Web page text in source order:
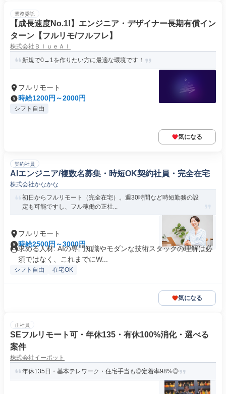
業務委託
【成長速度No.1!】エンジニア・デザイナー長期有償イン
ターン【フルリモ/フルフレ】
株式会社ＢｌｕｅＡＩ
新規で0→1を作りたい方に最適な環境です！
フルリモート
時給1200円～2000円
シフト自由
気になる
契約社員
AIエンジニア/複数名募集・時短OK契約社員・完全在宅
株式会社かなかな
初日からフルリモート（完全在宅）。週30時間など時短勤務の設
定も可能ですし、フル稼働の正社...
フルリモート
時給2500円～3000円
求める人材: AIの専門知識やモダンな技術スタックの理解は必
須ではなく、これまでにW...
シフト自由 在宅OK
気になる
正社員
SEフルリモート可・年休135・有休100%消化・選べる
案件
株式会社イーポット
年休135日・基本テレワーク・住宅手当も◎定着率98%◎